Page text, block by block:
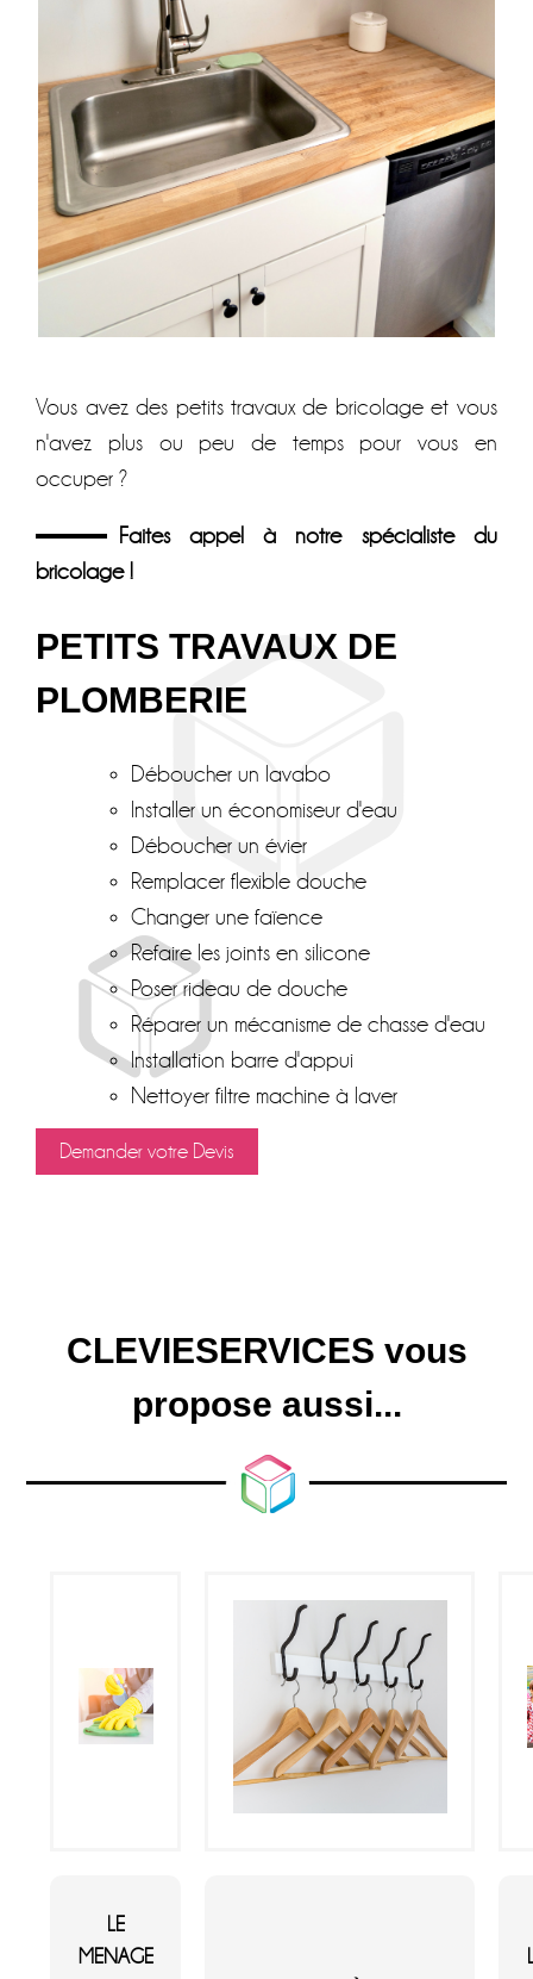
Vous avez des petits travaux de bricolage et vous
n'avez plus ou peu de temps pour vous en
occuper ?
Faites appel à notre spécialiste du
bricolage !
PETITS TRAVAUX DE
PLOMBERIE
Déboucher un lavabo
Installer un économiseur d'eau
Déboucher un évier
Remplacer flexible douche
Changer une faïence
Refaire les joints en silicone
Poser rideau de douche
Réparer un mécanisme de chasse d'eau
Installation barre d'appui
Nettoyer filtre machine à laver
Demander votre Devis
CLEVIESERVICES vous
propose aussi...
LE
MENAGE